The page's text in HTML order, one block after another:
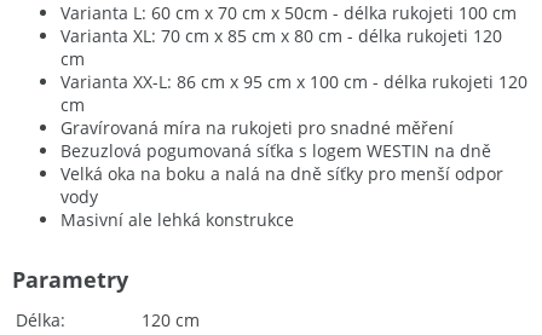
Varianta L: 60 cm x 70 cm x 50cm - délka rukojeti 100 cm
Varianta XL: 70 cm x 85 cm x 80 cm - délka rukojeti 120
cm
Varianta XX-L: 86 cm x 95 cm x 100 cm - délka rukojeti 120
cm
Gravírovaná míra na rukojeti pro snadné měření
Bezuzlová pogumovaná síťka s logem WESTIN na dně
Velká oka na boku a nalá na dně síťky pro menší odpor
vody
Masivní ale lehká konstrukce
Délka
120 cm
Parametry